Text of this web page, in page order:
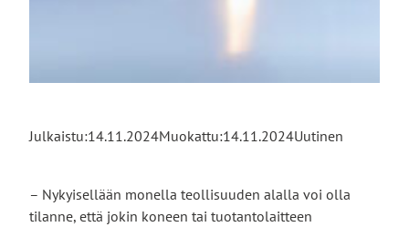
Julkaistu:14.11.2024Muokattu:14.11.2024Uutinen
– Nykyisellään monella teollisuuden alalla voi olla
tilanne, että jokin koneen tai tuotantolaitteen